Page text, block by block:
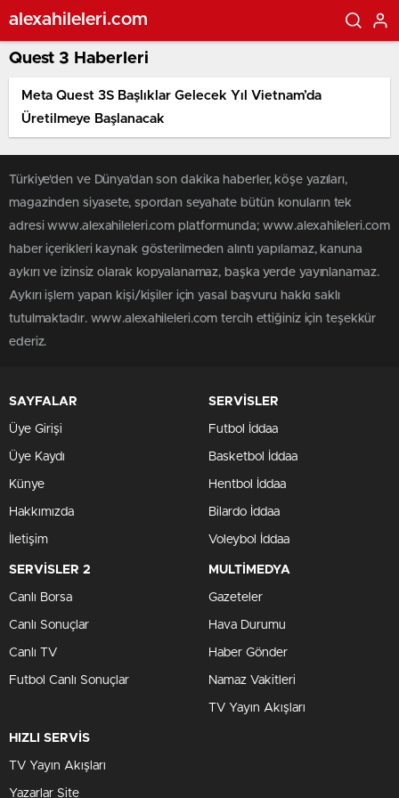
alexahileleri.com
Quest 3 Haberleri
Meta Quest 3S Başlıklar Gelecek Yıl Vietnam’da
Üretilmeye Başlanacak
Türkiye'den ve Dünya’dan son dakika haberler, köşe yazıları,
magazinden siyasete, spordan seyahate bütün konuların tek
adresi www.alexahileleri.com platformunda; www.alexahileleri.com
haber içerikleri kaynak gösterilmeden alıntı yapılamaz, kanuna
aykırı ve izinsiz olarak kopyalanamaz, başka yerde yayınlanamaz.
Aykırı işlem yapan kişi/kişiler için yasal başvuru hakkı saklı
tutulmaktadır. www.alexahileleri.com tercih ettiğiniz için teşekkür
ederiz.
SAYFALAR
Üye Girişi
Üye Kaydı
Künye
Hakkımızda
İletişim
SERVİSLER
Futbol İddaa
Basketbol İddaa
Hentbol İddaa
Bilardo İddaa
Voleybol İddaa
SERVİSLER 2
Canlı Borsa
Canlı Sonuçlar
Canlı TV
Futbol Canlı Sonuçlar
MULTİMEDYA
Gazeteler
Hava Durumu
Haber Gönder
Namaz Vakitleri
TV Yayın Akışları
HIZLI SERVİS
TV Yayın Akışları
Yazarlar Site